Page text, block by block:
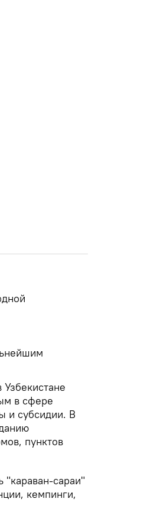
в сфере
и субсидии. В
пунктов
"караван-сараи"
кемпинги,